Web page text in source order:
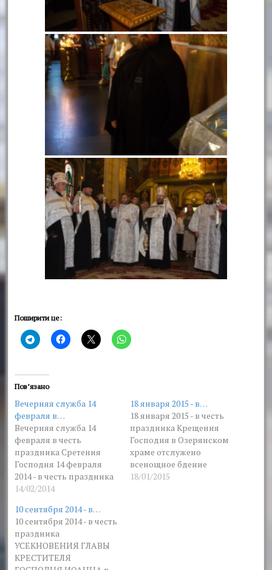
Поширити це:
Пов’язано
Вечерняя служба 14
февраля в…
Вечерняя служба 14
февраля в честь
праздника Сретения
Господня 14 февраля
2014 - в честь праздника
Сретенья Господня в
нашей святой обители
было отслужено
всенощное бдение.
14/02/2014
18 января 2015 - в…
18 января 2015 - в честь
праздника Крещения
Господня в Озерянском
храме отслужено
всенощное бдение
18/01/2015
10 сентября 2014 - в…
10 сентября 2014 - в честь
праздника
УСЕКНОВЕНИЯ ГЛАВЫ
КРЕСТИТЕЛЯ